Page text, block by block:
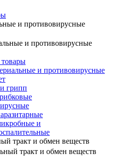
и противовирусные
и противовирусные
товары
и противовирусные
грипп
и
тракт и обмен веществ
тракт и обмен веществ